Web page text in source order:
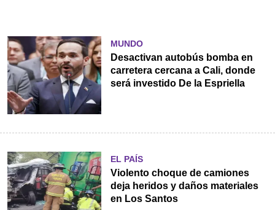
MUNDO
Desactivan autobús bomba en
carretera cercana a Cali, donde
será investido De la Espriella
EL PAÍS
Violento choque de camiones
deja heridos y daños materiales
en Los Santos